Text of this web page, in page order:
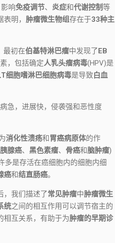
响免疫调节、 炎症和代谢控制等
明， 肿瘤微生物组存在于33种主
最初在伯基特淋巴瘤中发现了EB
，包括确定人乳头瘤病毒(HPV)是
T细胞嗜淋巴细胞病毒是导致白血
急，进展快，侵袭强和恶性度
消化性溃疡和胃癌病原体的作
腺癌、 黑色素瘤、 骨癌和脑肿瘤)
多是存活在癌细胞内的细胞内细
癌和结直肠癌。
，我们描述了常见肿瘤中肿瘤微生
统之间的相互作用可以调节宿主的
相互关系，有助于为肿瘤的早期诊